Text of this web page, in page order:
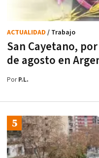
San Cayetano,
de agosto en
ACTUALIDAD / Trabajo
PorP.L.